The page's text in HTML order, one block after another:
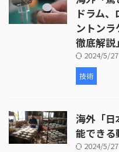
ドラム
ントン
徹底解説」
2024/5/27
技術
海外「日
能できる
2024/5/27